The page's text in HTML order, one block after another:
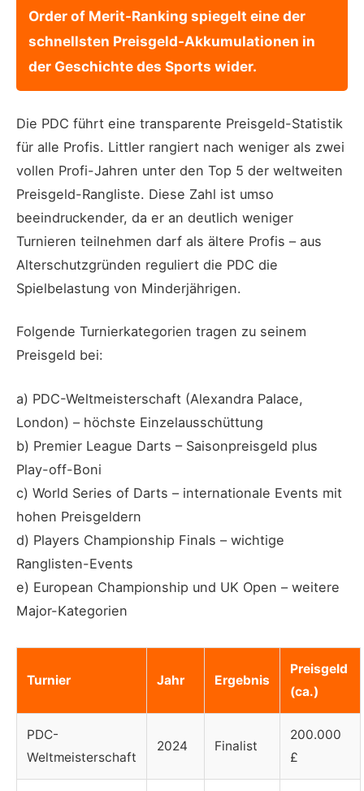
Order of Merit-Ranking spiegelt eine der
schnellsten Preisgeld-Akkumulationen in
der Geschichte des Sports wider.
Die PDC führt eine transparente Preisgeld-Statistik
für alle Profis. Littler rangiert nach weniger als zwei
vollen Profi-Jahren unter den Top 5 der weltweiten
Preisgeld-Rangliste. Diese Zahl ist umso
beeindruckender, da er an deutlich weniger
Turnieren teilnehmen darf als ältere Profis – aus
Alterschutzgründen reguliert die PDC die
Spielbelastung von Minderjährigen.
Folgende Turnierkategorien tragen zu seinem
Preisgeld bei:
a) PDC-Weltmeisterschaft (Alexandra Palace,
London) – höchste Einzelausschüttung
b) Premier League Darts – Saisonpreisgeld plus
Play-off-Boni
c) World Series of Darts – internationale Events mit
hohen Preisgeldern
d) Players Championship Finals – wichtige
Ranglisten-Events
e) European Championship und UK Open – weitere
Major-Kategorien
Turnier Jahr Ergebnis
Preisgeld
(ca.)
PDC-
Weltmeisterschaft
2024 Finalist
200.000
£